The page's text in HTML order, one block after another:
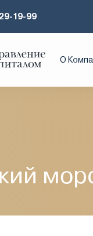
19-99
О
Идеи дня